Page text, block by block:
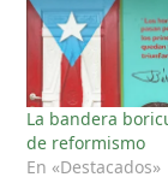
La bandera
de reformismo
En «Destacados»